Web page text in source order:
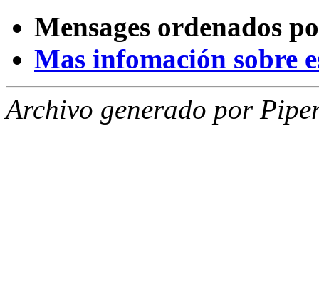
Mensages ordenados
Mas infomación sobre
Archivo generado por